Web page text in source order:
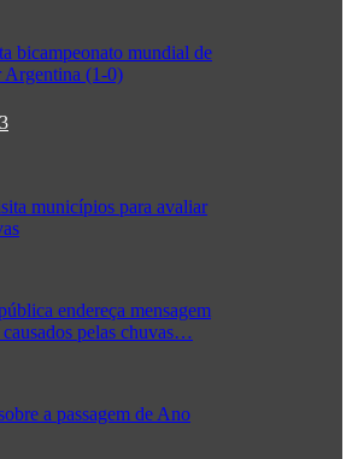
bicampeonato mundial de
Argentina (1-0)
municípios para avaliar
endereça mensagem
causados pelas chuvas…
a passagem de Ano